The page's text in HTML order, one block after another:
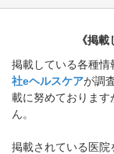
《掲
掲載している各種
社eヘルスケアが調
載に努めておりま
ん。
掲載されている医